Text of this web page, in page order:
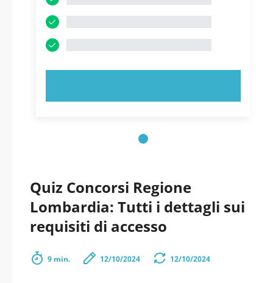
Quiz Concorsi Regione
Lombardia: Tutti i dettagli sui
requisiti di accesso
9 min. 12/10/2024 12/10/2024